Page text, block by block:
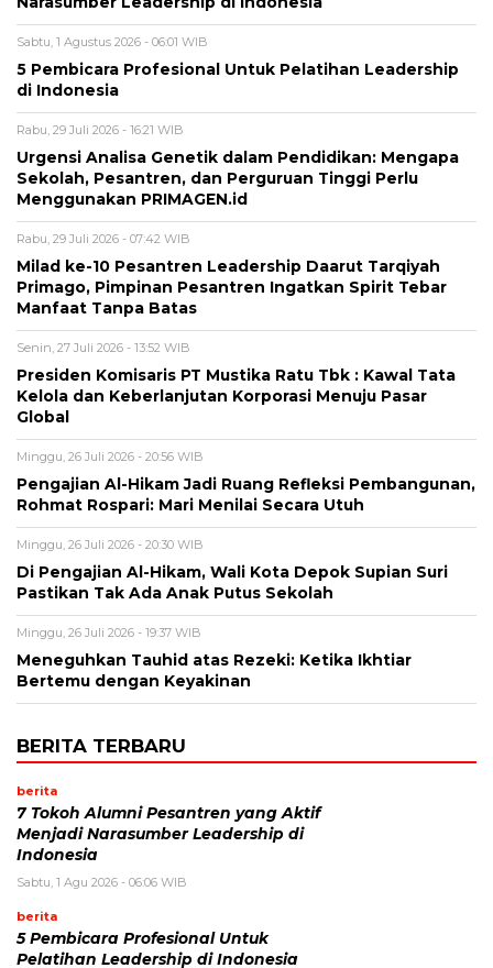
Sabtu, 1 Agustus 2026 - 06:01 WIB
5 Pembicara Profesional Untuk Pelatihan Leadership
di Indonesia
Rabu, 29 Juli 2026 - 16:21 WIB
Urgensi Analisa Genetik dalam Pendidikan: Mengapa
Sekolah, Pesantren, dan Perguruan Tinggi Perlu
Menggunakan PRIMAGEN.id
Rabu, 29 Juli 2026 - 07:42 WIB
Milad ke-10 Pesantren Leadership Daarut Tarqiyah
Primago, Pimpinan Pesantren Ingatkan Spirit Tebar
Manfaat Tanpa Batas
Senin, 27 Juli 2026 - 13:52 WIB
Presiden Komisaris PT Mustika Ratu Tbk : Kawal Tata
Kelola dan Keberlanjutan Korporasi Menuju Pasar
Global
Minggu, 26 Juli 2026 - 20:56 WIB
Pengajian Al-Hikam Jadi Ruang Refleksi Pembangunan,
Rohmat Rospari: Mari Menilai Secara Utuh
Minggu, 26 Juli 2026 - 20:30 WIB
Di Pengajian Al-Hikam, Wali Kota Depok Supian Suri
Pastikan Tak Ada Anak Putus Sekolah
Minggu, 26 Juli 2026 - 19:37 WIB
Meneguhkan Tauhid atas Rezeki: Ketika Ikhtiar
Bertemu dengan Keyakinan
BERITA TERBARU
berita
7 Tokoh Alumni Pesantren yang Aktif
Menjadi Narasumber Leadership di
Indonesia
Sabtu, 1 Agu 2026 - 06:06 WIB
berita
5 Pembicara Profesional Untuk
Pelatihan Leadership di Indonesia